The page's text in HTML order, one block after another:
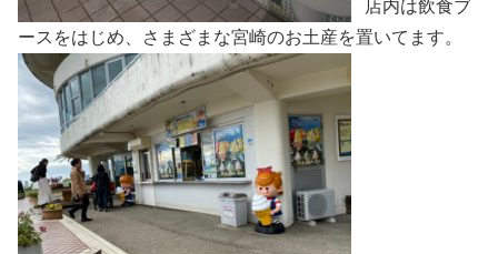
店内は飲食ブ
ースをはじめ、さまざまな宮崎のお土産を置いてます。